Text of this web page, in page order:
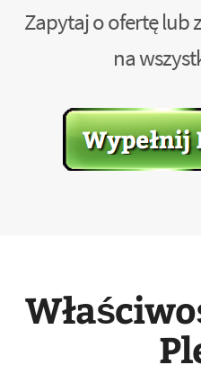
Zapytaj o ofertę lub
na